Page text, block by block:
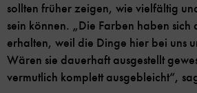
sollten früher zeigen, wie vielfältig
sein können. „Die Farben haben sich
erhalten, weil die Dinge hier bei uns
Wären sie dauerhaft ausgestellt
vermutlich komplett ausgebleicht“,